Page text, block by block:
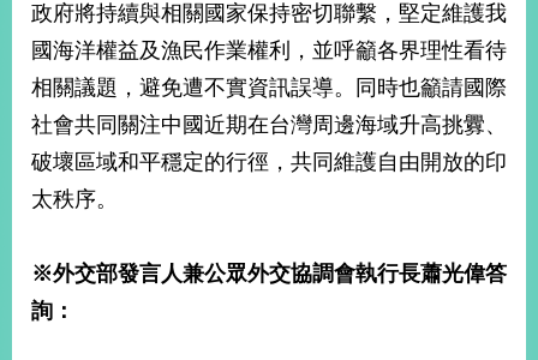
政府將持續與相關國家保持密切聯繫，堅定維護我
國海洋權益及漁民作業權利，並呼籲各界理性看待
相關議題，避免遭不實資訊誤導。同時也籲請國際
社會共同關注中國近期在台灣周邊海域升高挑釁、
破壞區域和平穩定的行徑，共同維護自由開放的印
太秩序。
※外交部發言人兼公眾外交協調會執行長蕭光偉答
詢：